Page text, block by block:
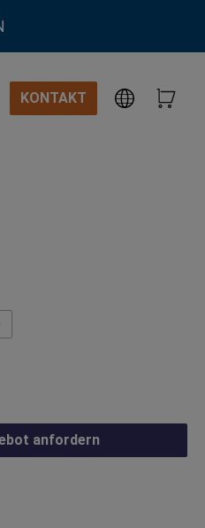
KONTAKT
nicht verfügbar.)
Wert ein
anfordern